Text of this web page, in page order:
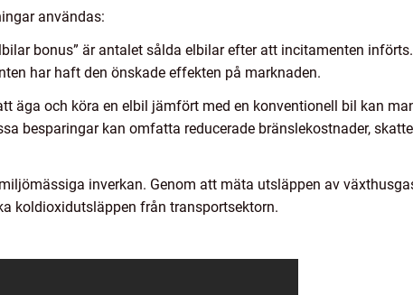
användas:
bonus” är antalet sålda elbilar efter att incitamenten
har haft den önskade effekten på marknaden.
äga och köra en elbil jämfört med en konventionell bil kan
besparingar kan omfatta reducerade bränslekostnader,
inverkan. Genom att mäta utsläppen av
koldioxidutsläppen från transportsektorn.